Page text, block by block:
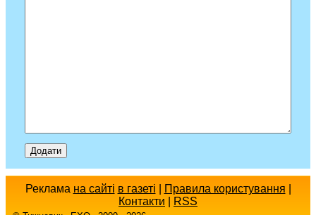
Реклама на сайті в газеті Правила користування
Контакти
RSS